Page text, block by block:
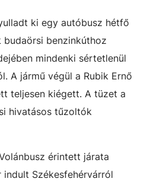
ki egy autóbusz hétfő
benzinkúthoz
mindenki sértetlenül
A jármű végül a Rubik Ernő
teljesen kiégett. A tüzet a
hivatásos tűzoltók
érintett járata
Székesfehérvárról